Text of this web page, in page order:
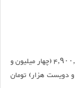
ربع سکه امروز با افزایش ۵.۷۶ درصدی، از ۴,۹۰۰,۰۰۰ (چهار میلیون و
(پنج میلیون و دویست هزار) تومان